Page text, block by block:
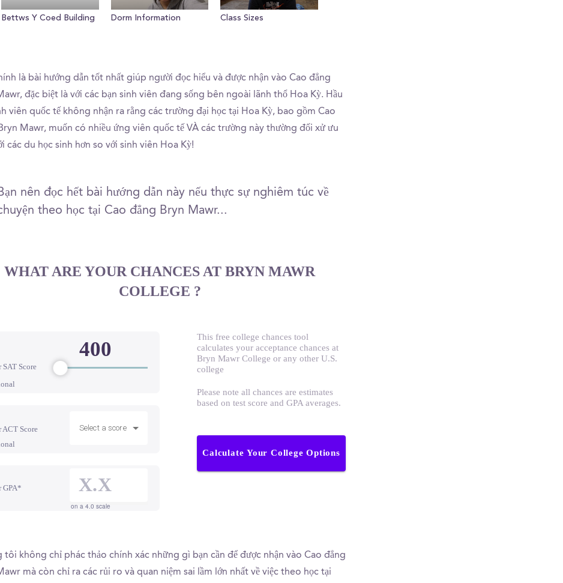
Bettws Y Coed Building Dorm Information Class Sizes
là bài hướng dẫn tốt nhất giúp người đọc hiểu và được nhận vào Cao đẳng
đặc biệt là với các bạn sinh viên đang sống bên ngoài lãnh thổ Hoa Kỳ. Hầu
viên quốc tế không nhận ra rằng các trường đại học tại Hoa Kỳ, bao gồm Cao
Mawr, muốn có nhiều ứng viên quốc tế VÀ các trường này thường đối xử ưu
các du học sinh hơn so với sinh viên Hoa Kỳ!
nên đọc hết bài hướng dẫn này nếu thực sự nghiêm túc về
theo học tại Cao đẳng Bryn Mawr...
WHAT ARE YOUR CHANCES AT BRYN MAWR
COLLEGE ?
SAT Score
ACT Score
Select a score
GPA*
on a 4.0 scale
This free college chances tool
calculates your acceptance chances at
Bryn Mawr College or any other U.S.
college
Please note all chances are estimates
based on test score and GPA averages.
Calculate Your College Options
tôi không chỉ phác thảo chính xác những gì bạn cần để được nhận vào Cao đẳng
mà còn chỉ ra các rủi ro và quan niệm sai lầm lớn nhất về việc theo học tại